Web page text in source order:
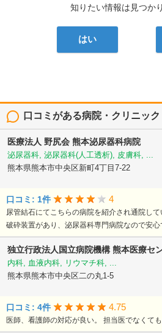
知りたい情報は見つか
はい
口コミがある病院・クリニック
医療法人 野尻会 熊本泌尿器科病院
泌尿器科, 泌尿器科(人工透析), 皮膚科, ...
熊本県熊本市中央区新町4丁目7-22
口コミ: 1件 4
尿管結石にてこちらの病院を紹介され通院し
破砕装置があり、泌尿器科専門病院なので安心
独立行政法人国立病院機構熊本医療セ
内科, 血液内科, リウマチ科, ...
熊本県熊本市中央区二の丸1-5
口コミ: 4件 4.75
医師、看護師の対応が良い。 担当医でなくて